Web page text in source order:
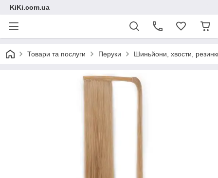
KiKi.com.ua
Товари та послуги Перуки Шиньйони, хвости,